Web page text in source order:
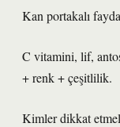
Kan portakalı
C vitamini, lif,
+ renk + çeşitlilik.
Kimler dikkat